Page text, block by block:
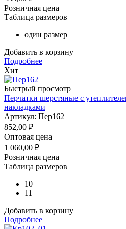
Розничная цена
Таблица размеров
один размер
Добавить в корзину
Подробнее
Хит
Быстрый просмотр
Перчатки шерстяные с
накладками
Артикул: Пер162
852,00 ₽
Оптовая цена
1 060,00 ₽
Розничная цена
Таблица размеров
10
11
Добавить в корзину
Подробнее